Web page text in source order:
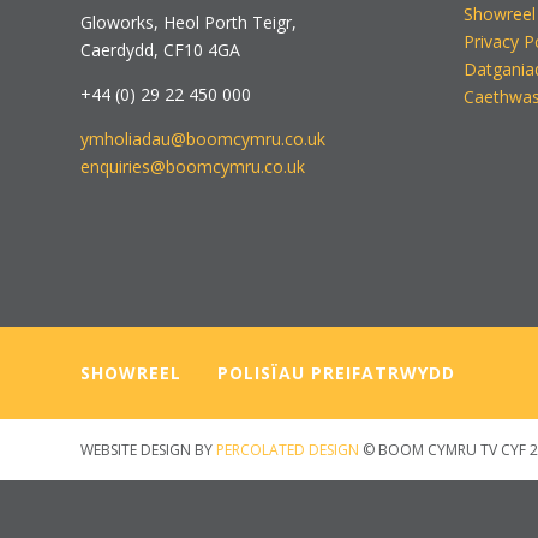
Gloworks, Heol Porth Teigr,
Caerdydd, CF10 4GA
+44 (0) 29 22 450 000
ymholiadau@boomcymru.co.uk
enquiries@boomcymru.co.uk
Showreel
Privacy
SHOWREEL POLISÏAU PREIFATRWYDD
WEBSITE DESIGN BY PERCOLATED DESIGN © BOOM CYMRU TV CYF